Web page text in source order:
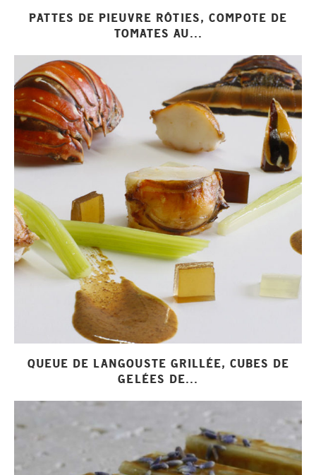
PATTES DE PIEUVRE RÔTIES, COMPOTE DE
TOMATES AU...
QUEUE DE LANGOUSTE GRILLÉE, CUBES DE
GELÉES DE...